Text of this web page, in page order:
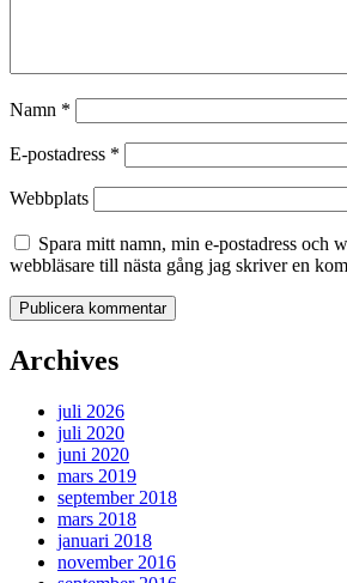
Namn *
E-postadress *
Webbplats
Spara mitt namn, min e-postadress och
webbläsare till nästa gång jag skriver en
Archives
juli 2026
juli 2020
juni 2020
mars 2019
september 2018
mars 2018
januari 2018
november 2016